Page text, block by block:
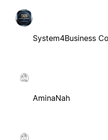
System4Business Co
AminaNah